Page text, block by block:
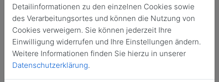
Jetzt Mitglied werden
Detailinformationen zu den einzelnen Cookies sowie
des Verarbeitungsortes und können die Nutzung von
Cookies verweigern. Sie können jederzeit Ihre
Einwilligung widerrufen und Ihre Einstellungen ändern.
Weitere Informationen finden Sie hierzu in unserer
Datenschutzerklärung.